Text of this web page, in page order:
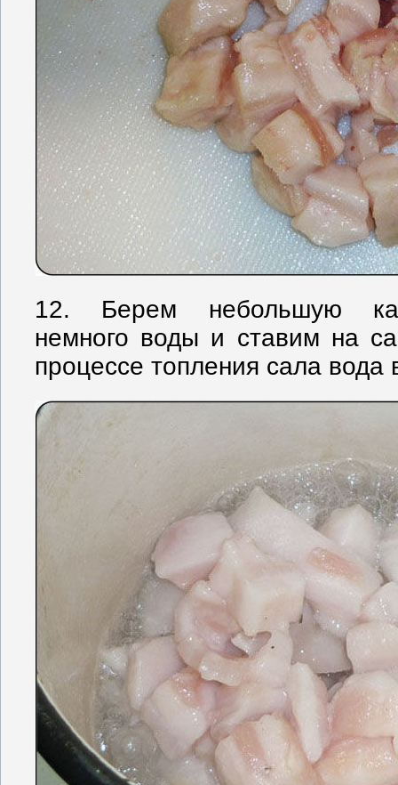
12. Берем небольшую
немного воды и ставим на
процессе топления сала вода